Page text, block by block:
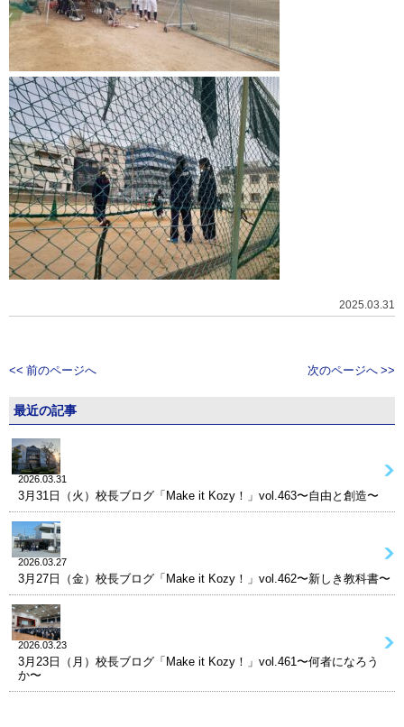
2025.03.31
<< 前のページへ 次のページへ >>
最近の記事
2026.03.31
3月31日（火）校長ブログ「Make it Kozy！」vol.463〜自由と創造〜
2026.03.27
3月27日（金）校長ブログ「Make it Kozy！」vol.462〜新しき教科書〜
2026.03.23
3月23日（月）校長ブログ「Make it Kozy！」vol.461〜何者になろう
か〜